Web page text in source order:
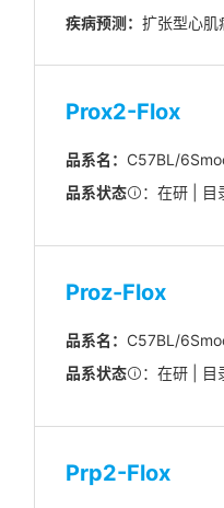
疾病预测：扩张型心肌
Prox2-Flox
品系名： C57BL/
品系状态 ：在研 | 目
Proz-Flox
品系名： C57BL/
品系状态 ：在研 | 目
Prp2-Flox